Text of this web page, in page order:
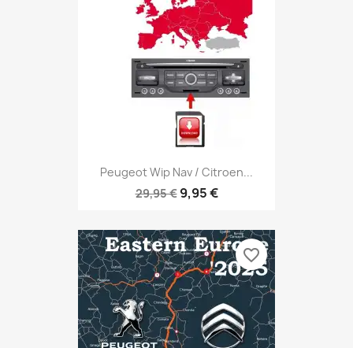
Peugeot Wip Nav / Citroen...
29,95 € 9,95 €
favorite_border